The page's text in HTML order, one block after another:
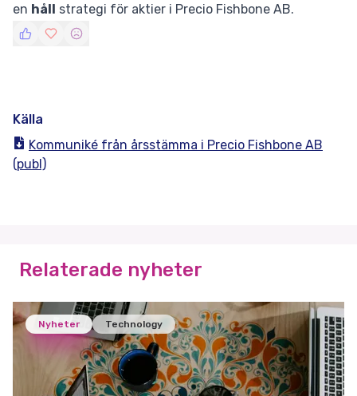
en håll strategi för aktier i Precio Fishbone AB.
Källa
Kommuniké från årsstämma i Precio Fishbone AB
(publ)
Relaterade nyheter
Nyheter Technology